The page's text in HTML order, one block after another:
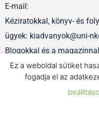
E-mail:
Kéziratokkal, könyv- és
ügyek: kiadvanyok@uni-
Blogokkal és a
szerkesztoseg@uni-nke.hu
Ez a weboldal sütiket
fogadja el az